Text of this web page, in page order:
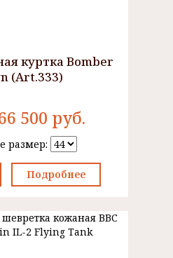
куртка Bomber
(Art.333)
500 руб.
размер:
Подробнее